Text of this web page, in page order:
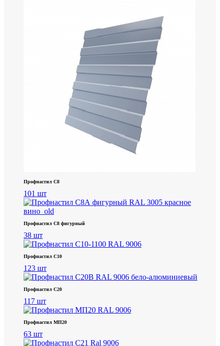
Профнастил С8
101 шт
Профнастил С8 фигурный
38 шт
Профнастил С10
123 шт
Профнастил С20
117 шт
Профнастил МП20
63 шт